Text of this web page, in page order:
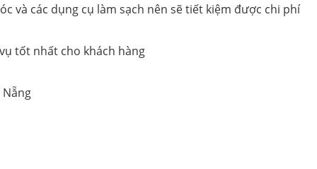
và các dụng cụ làm sạch nên sẽ tiết kiệm được chi phí
tốt nhất cho khách hàng
Nẵng